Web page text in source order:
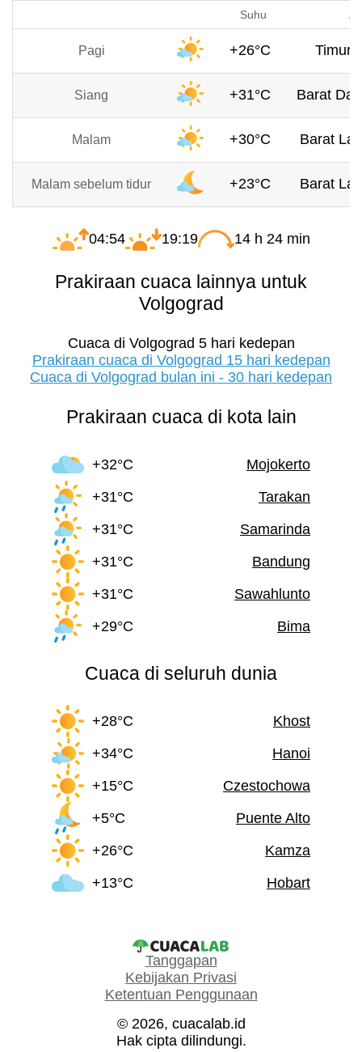
Suhu
Pagi +26°C Timur,
Siang +31°C Barat
Malam +30°C Barat
Malam sebelum tidur +23°C Barat
04:54 19:19 14 h 24 min
Prakiraan cuaca lainnya untuk
Volgograd
Cuaca di Volgograd 5 hari kedepan
Prakiraan cuaca di Volgograd 15 hari kedepan
Cuaca di Volgograd bulan ini - 30 hari kedepan
Prakiraan cuaca di kota lain
+32°C
Mojokerto
+31°C
Tarakan
+31°C
Samarinda
+31°C
Bandung
+31°C
Sawahlunto
+29°C
Bima
Cuaca di seluruh dunia
+28°C
Khost
+34°C
Hanoi
+15°C
Czestochowa
+5°C
Puente Alto
+26°C
Kamza
+13°C
Hobart
Tanggapan
Kebijakan Privasi
Ketentuan Penggunaan
© 2026, cuacalab.id
Hak cipta dilindungi.